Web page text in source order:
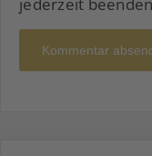
Kommentar